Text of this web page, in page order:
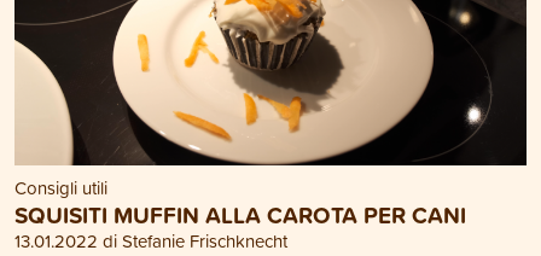
Consigli utili
SQUISITI MUFFIN ALLA CAROTA PER CANI
13.01.2022 di Stefanie Frischknecht